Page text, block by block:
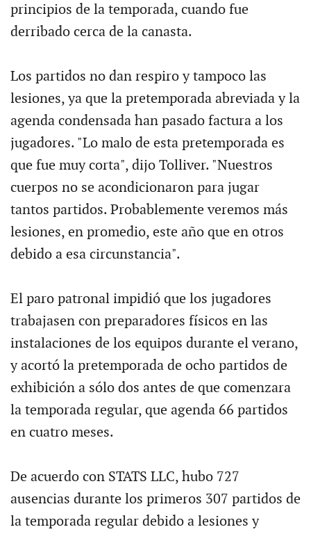
principios de la temporada, cuando fue
derribado cerca de la canasta.
Los partidos no dan respiro y tampoco las
lesiones, ya que la pretemporada abreviada y la
agenda condensada han pasado factura a los
jugadores. "Lo malo de esta pretemporada es
que fue muy corta", dijo Tolliver. "Nuestros
cuerpos no se acondicionaron para jugar
tantos partidos. Probablemente veremos más
lesiones, en promedio, este año que en otros
debido a esa circunstancia".
El paro patronal impidió que los jugadores
trabajasen con preparadores físicos en las
instalaciones de los equipos durante el verano,
y acortó la pretemporada de ocho partidos de
exhibición a sólo dos antes de que comenzara
la temporada regular, que agenda 66 partidos
en cuatro meses.
De acuerdo con STATS LLC, hubo 727
ausencias durante los primeros 307 partidos de
la temporada regular debido a lesiones y